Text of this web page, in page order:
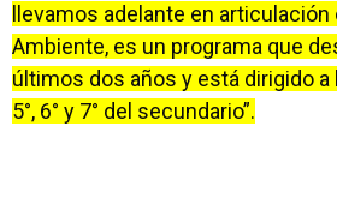
llevamos adelante en
Ambiente, es un programa que
últimos dos años y está dirigido
5°, 6° y 7° del secundario”.